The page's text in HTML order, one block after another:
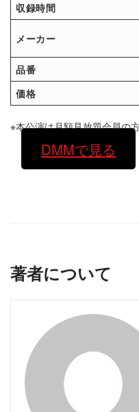
収録時間
メーカー
品番
価格
※本公演は月額見放題会員の
DMMで見る
著者について